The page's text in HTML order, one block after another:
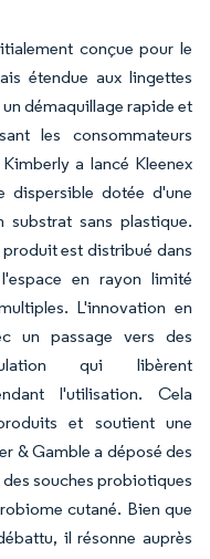
conçue pour le
étendue aux lingettes
démaquillage rapide et
les consommateurs
a lancé Kleenex
dispersible dotée d'une
sans plastique.
est distribué dans
en rayon limité
L'innovation en
un passage vers des
qui libèrent
l'utilisation. Cela
et soutient une
& Gamble a déposé des
souches probiotiques
cutané. Bien que
il résonne auprès